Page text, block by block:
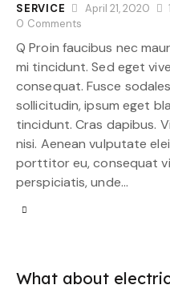
SERVICE April 21, 2020
0 Comments
Q Proin faucibus nec
mi tincidunt. Sed eget
consequat. Fusce
sollicitudin, ipsum eget
tincidunt. Cras dapibus.
nisi. Aenean vulputate
porttitor eu, consequat
perspiciatis, unde…
What about